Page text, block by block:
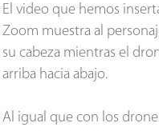
El video que hemos
Zoom muestra al
su cabeza mientras el
arriba hacia abajo.
Al igual que con los